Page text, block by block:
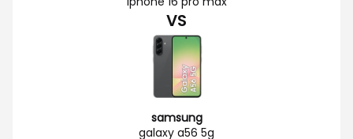
VS
samsung
galaxy a56 5g